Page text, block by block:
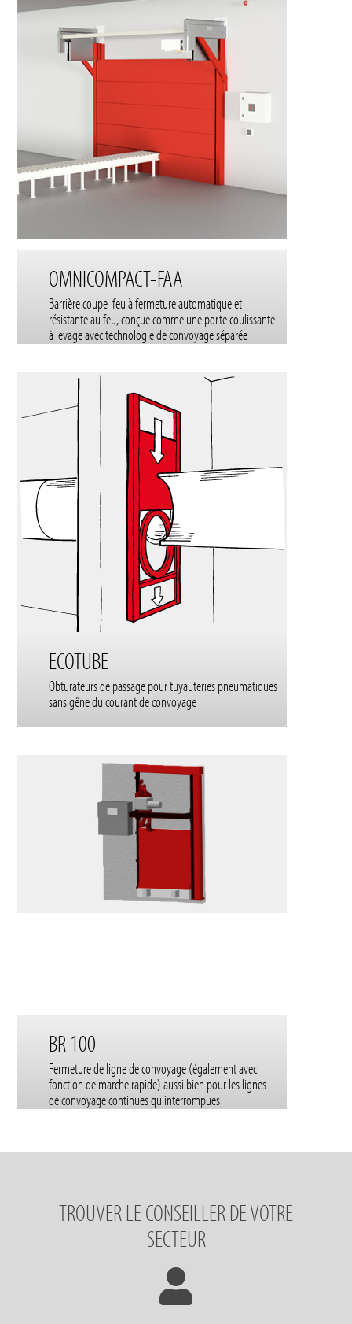
OMNICOMPACT-FAA
Barrière coupe-feu à fermeture automatique et
résistante au feu, conçue comme une porte coulissante
à levage avec technologie de convoyage séparée
ECOTUBE
Obturateurs de passage pour tuyauteries pneumatiques
sans gêne du courant de convoyage
BR 100
Fermeture de ligne de convoyage (également avec
fonction de marche rapide) aussi bien pour les lignes
de convoyage continues qu'interrompues
TROUVER LE CONSEILLER DE VOTRE
SECTEUR